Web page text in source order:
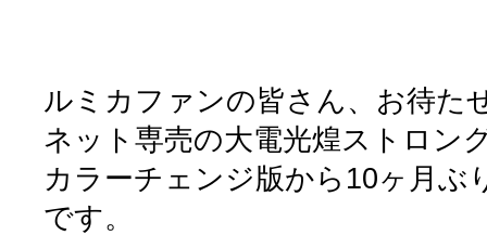
ルミカファンの皆さん、お待た
ネット専売の大電光煌ストロン
カラーチェンジ版から10ヶ月ぶ
です。